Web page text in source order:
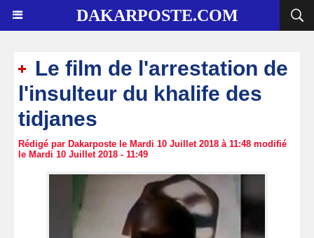
DAKARPOSTE.COM
Le film de l'arrestation de
l'insulteur du khalife des
tidjanes
Rédigé par Dakarposte le Mardi 10 Juillet 2018 à 11:48 modifié
le Mardi 10 Juillet 2018 - 11:49